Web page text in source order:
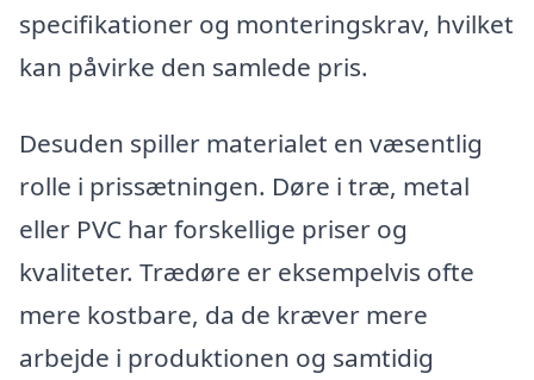
specifikationer og monteringskrav, hvilket
kan påvirke den samlede pris.
Desuden spiller materialet en væsentlig
rolle i prissætningen. Døre i træ, metal
eller PVC har forskellige priser og
kvaliteter. Trædøre er eksempelvis ofte
mere kostbare, da de kræver mere
arbejde i produktionen og samtidig